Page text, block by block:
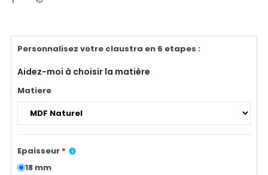
Personnalisez votre claustra en 6 etapes :
Aidez-moi à choisir la matière
Matiere
Epaisseur * info
18 mm